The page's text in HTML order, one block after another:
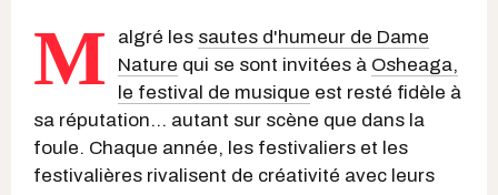
M algré les sautes d'humeur de Dame
Nature qui se sont invitées à Osheaga,
le festival de musique est resté fidèle à
sa réputation... autant sur scène que dans la
foule. Chaque année, les festivaliers et les
festivalières rivalisent de créativité avec leurs